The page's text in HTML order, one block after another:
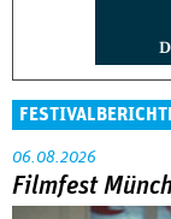
06.08.2026
Filmfest